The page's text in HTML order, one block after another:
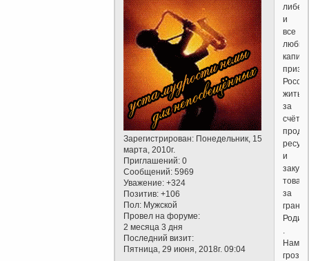
Зарегистрирован: Понедельник, 15
марта, 2010г.
Приглашений: 0
Сообщений: 5969
Уважение: +324
Позитив: +106
Пол: Мужской
Провел на форуме:
2 месяца 3 дня
Последний визит:
Пятница, 29 июня, 2018г. 09:04
и
все
жить
за
счёт
и
за
Нам